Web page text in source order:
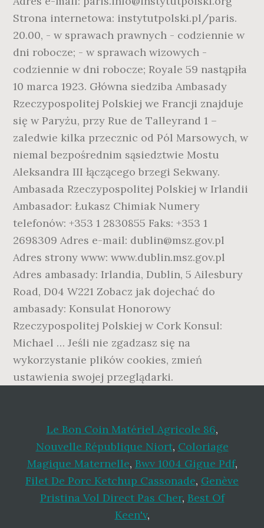
Le Bon Coin Matériel Agricole 86,
Nouvelle République Niort, Coloriage
Magique Maternelle, Bwv 1004 Gigue Pdf,
Filet De Porc Ketchup Cassonade, Genève
Pristina Vol Direct Pas Cher, Best Of
Keen'v,